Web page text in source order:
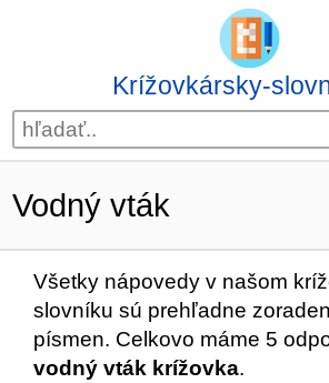
Krížovkársky-
Vodný vták
Všetky nápovedy v našom
slovníku sú prehľadne
písmen. Celkovo máme 5
vodný vták krížovka.